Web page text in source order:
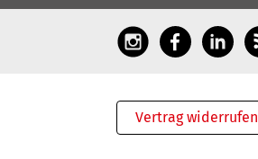
Vertrag widerrufen